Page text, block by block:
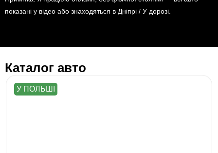
показані у відео або знаходяться в Дніпрі / У дорозі.
Каталог авто
У ПОЛЬШІ